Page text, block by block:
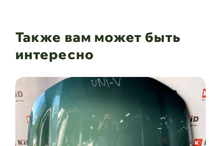
Также вам может быть
интересно